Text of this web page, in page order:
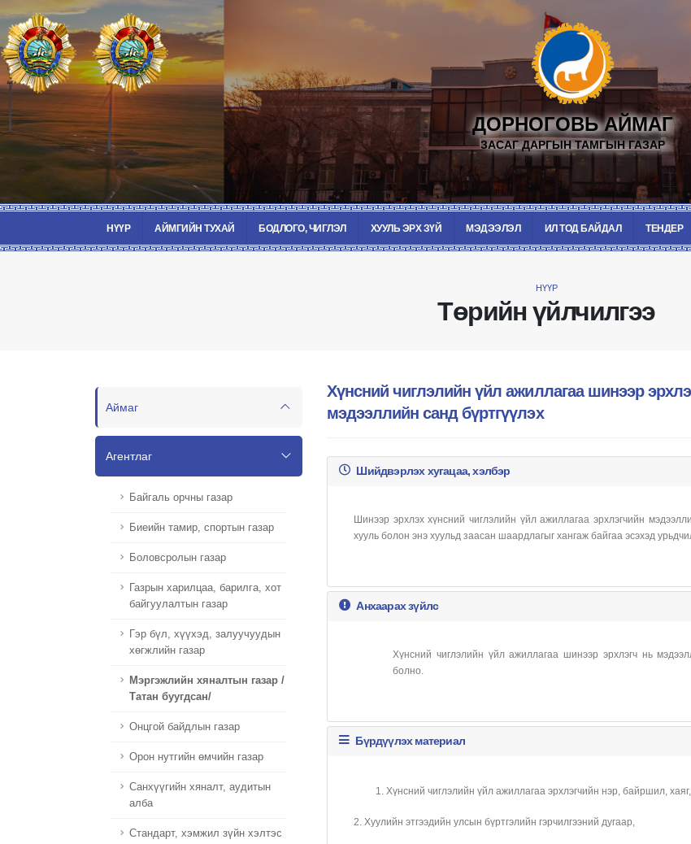
ДОРНОГОВЬ АЙМАГ
ЗАСАГ ДАРГЫН ТАМГЫН ГАЗАР
НҮҮР АЙМГИЙН ТУХАЙ БОДЛОГО, ЧИГЛЭЛ ХУУЛЬ ЭРХ ЗҮЙ МЭДЭЭЛЭЛ ИЛ ТОД БАЙДАЛ ТЕНДЕР
Төрийн үйлчилгээ
НҮҮР
Аймаг
Агентлаг
Байгаль орчны газар
Биеийн тамир, спортын газар
Боловсролын газар
Газрын харилцаа, барилга, хот
байгуулалтын газар
Гэр бүл, хүүхэд, залуучуудын
хөгжлийн газар
Мэргэжлийн хяналтын газар /
Татан буугдсан/
Онцгой байдлын газар
Орон нутгийн өмчийн газар
Санхүүгийн хяналт, аудитын
алба
Стандарт, хэмжил зүйн хэлтэс
Хүнсний чиглэлийн үйл ажиллагаа шинээр
мэдээллийн санд бүртгүүлэх
Шийдвэрлэх хугацаа, хэлбэр
Шинээр эрхлэх хүнсний чиглэлийн үйл ажиллагаа эрхлэгчийн
хууль болон энэ хуульд заасан шаардлагыг хангаж байгаа эсэхэд
Анхаарах зүйлс
Хүнсний чиглэлийн үйл ажиллагаа шинээр эрхлэгч нь
болно.
Бүрдүүлэх материал
Хүнсний чиглэлийн үйл ажиллагаа эрхлэгчийн нэр, байршил,
2. Хуулийн этгээдийн улсын бүртгэлийн гэрчилгээний дугаар,